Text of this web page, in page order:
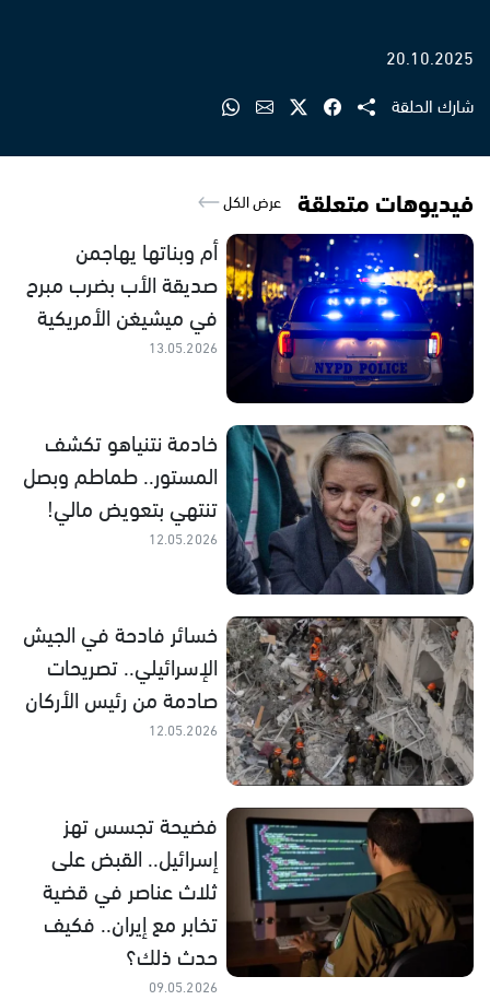
20.10.2025
شارك الحلقة
فيديوهات متعلقة عرض الكل
أم وبناتها يهاجمن
صديقة الأب بضرب مبرح
في ميشيغن الأمريكية
13.05.2026
خادمة نتنياهو تكشف
المستور.. طماطم وبصل
تنتهي بتعويض مالي!
12.05.2026
خسائر فادحة في الجيش
الإسرائيلي.. تصريحات
صادمة من رئيس الأركان
12.05.2026
فضيحة تجسس تهز
إسرائيل.. القبض على
ثلاث عناصر في قضية
تخابر مع إيران.. فكيف
حدث ذلك؟
09.05.2026